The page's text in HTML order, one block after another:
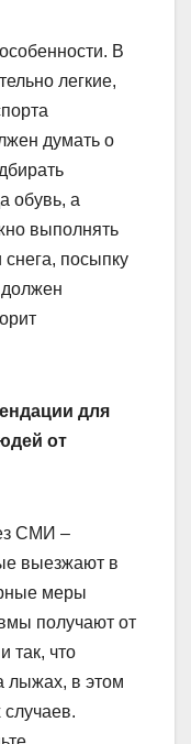
В
легкие,
думать о
обувь, а
выполнять
снега, посыпку
должен
для
от
СМИ –
выезжают в
меры
получают от
так, что
лыжах, в этом
случаев.